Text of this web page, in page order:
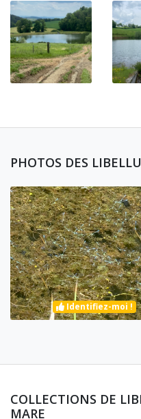
PHOTOS DES
Identifiez-moi !
COLLECTIONS DE
MARE